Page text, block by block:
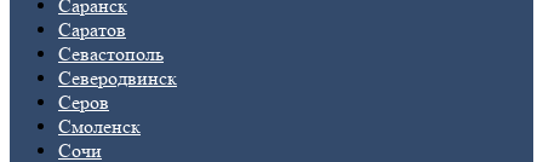
Саранск
Саратов
Севастополь
Северодвинск
Серов
Смоленск
Сочи